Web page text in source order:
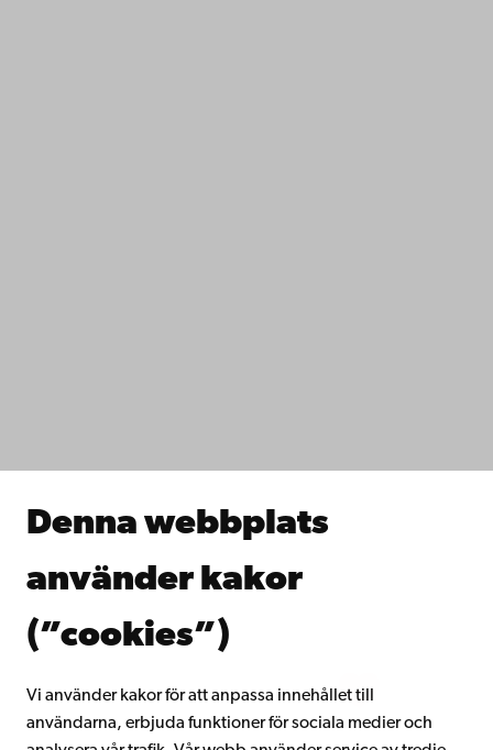
Denna webbplats
använder kakor
(”cookies”)
Vi använder kakor för att anpassa innehållet till
användarna, erbjuda funktioner för sociala medier och
Samarbeta med oss
Kontinuerligt lärande
Gå med i Åbo Akademis alumnnätverk
Intranätet